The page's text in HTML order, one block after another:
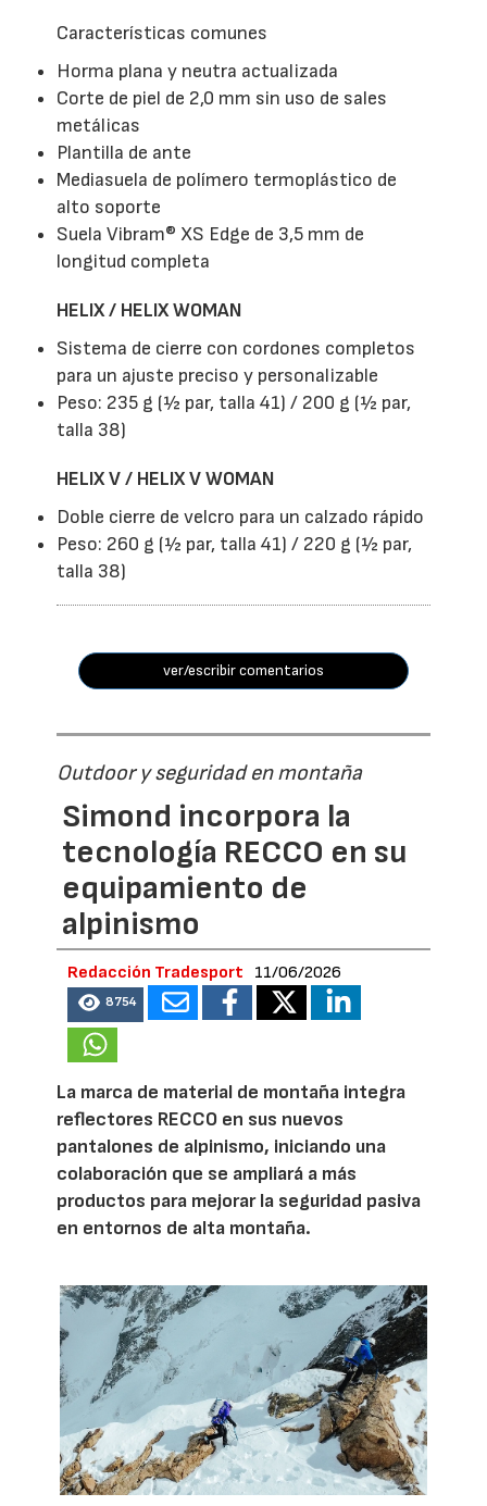
Características comunes
Horma plana y neutra actualizada
Corte de piel de 2,0 mm sin uso de sales
metálicas
Plantilla de ante
Mediasuela de polímero termoplástico de
alto soporte
Suela Vibram® XS Edge de 3,5 mm de
longitud completa
HELIX / HELIX WOMAN
Sistema de cierre con cordones completos
para un ajuste preciso y personalizable
Peso: 235 g (½ par, talla 41) / 200 g (½ par,
talla 38)
HELIX V / HELIX V WOMAN
Doble cierre de velcro para un calzado rápido
Peso: 260 g (½ par, talla 41) / 220 g (½ par,
talla 38)
ver/escribir comentarios
Outdoor y seguridad en montaña
Simond incorpora la
tecnología RECCO en su
equipamiento de
alpinismo
Redacción Tradesport 11/06/2026
8754
La marca de material de montaña integra
reflectores RECCO en sus nuevos
pantalones de alpinismo, iniciando una
colaboración que se ampliará a más
productos para mejorar la seguridad pasiva
en entornos de alta montaña.